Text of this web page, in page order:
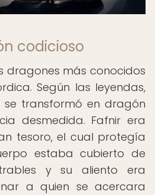
codicioso
dragones más conocidos
Según las leyendas,
transformó en dragón
desmedida. Fafnir era
tesoro, el cual protegía
estaba cubierto de
y su aliento era
a quien se acercara